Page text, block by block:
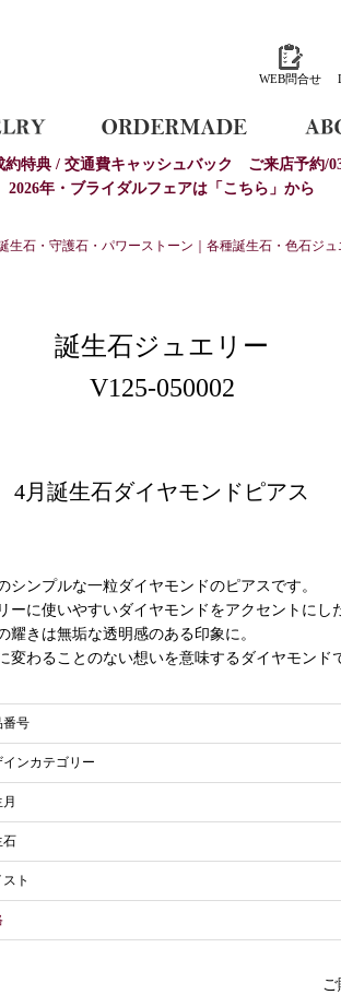
WEB問合せ
特典 / 交通費キャッシュバック
ご来店予約/
2026年・ブライダルフェアは「こちら」から
生石・守護石・パワーストーン｜各種誕生石・色石ジ
誕生石ジュエリー
V125-050002
4月誕生石ダイヤモンドピアス
シンプルな一粒ダイヤモンドのピアスです。
ーに使いやすいダイヤモンドをアクセントにし
耀きは無垢な透明感のある印象に。
変わることのない想いを意味するダイヤモンド
番号
インカテゴリー
石
ト